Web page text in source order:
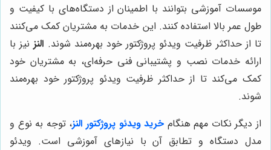
موسسات آموزشی بتوانند با اطمینان از دستگاه‌های با کیفیت و
طول عمر بالا استفاده کنند. این خدمات به مشتریان کمک می‌کنند
تا از حداکثر ظرفیت ویدئو پروژکتور خود بهره‌مند شوند. النز نیز با
ارائه خدمات نصب و پشتیبانی فنی حرفه‌ای، به مشتریان خود
کمک می‌کند تا از حداکثر ظرفیت ویدئو پروژکتور خود بهره‌مند
شوند.
از دیگر نکات مهم هنگام خرید ویدئو پروژکتور النز، توجه به نوع و
مدل دستگاه و تطابق آن با نیازهای آموزشی است. ویدئو